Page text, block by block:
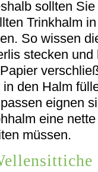
sollten
Trinkhalm
So wissen
stecken
den Halm
eignen
eine
müssen.